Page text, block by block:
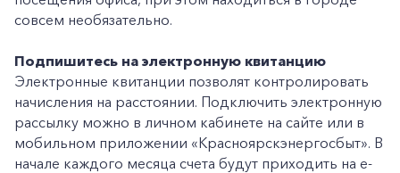
совсем необязательно.
Подпишитесь на электронную квитанцию
Электронные квитанции позволят контролировать
начисления на расстоянии. Подключить электронную
рассылку можно в личном кабинете на сайте или в
мобильном приложении «Красноярскэнергосбыт». В
начале каждого месяца счета будут приходить на e-